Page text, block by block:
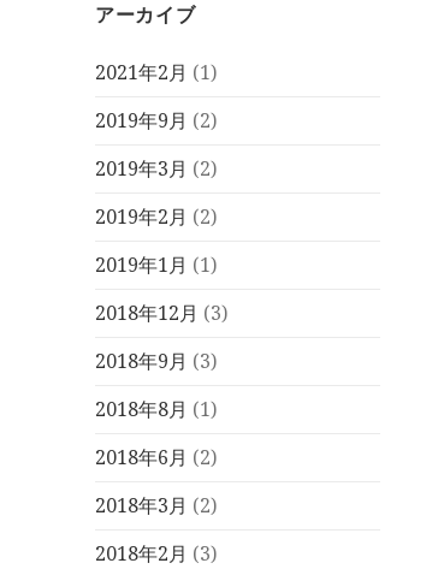
アーカイブ
2021年2月 (1)
2019年9月 (2)
2019年3月 (2)
2019年2月 (2)
2019年1月 (1)
2018年12月 (3)
2018年9月 (3)
2018年8月 (1)
2018年6月 (2)
2018年3月 (2)
2018年2月 (3)